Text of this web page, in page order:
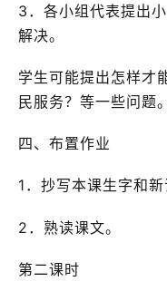
3．各小组代表提出
解决。
学生可能提出怎样才
民服务？等一些问题。
四、布置作业
1．抄写本课生字和新
2．熟读课文。
第二课时